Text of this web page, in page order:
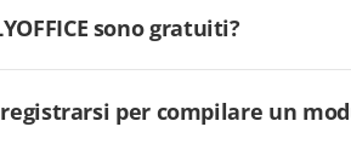
sono gratuiti?
registrarsi per compilare un